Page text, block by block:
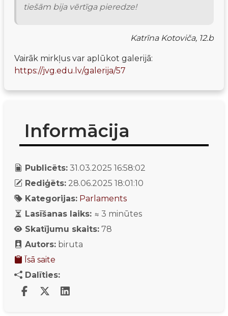
tiešām bija vērtīga pieredze!
Katrīna Kotoviča, 12.b
https://jvg.edu.lv/galerija/57
Informācija
Publicēts: 31.03.2025 16:58:02
Rediģēts: 28.06.2025 18:01:10
Kategorijas: Parlaments
Lasīšanas laiks: ≈ 3 minūtes
Skatījumu skaits: 78
Autors: biruta
Īsā saite
Dalīties: